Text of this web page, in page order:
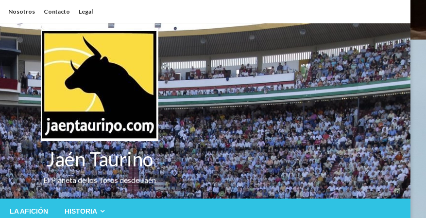
Nosotros Contacto Legal
Jaén Taurino
El Planeta de los Toros desde Jaén
LA AFICIÓN HISTORIA